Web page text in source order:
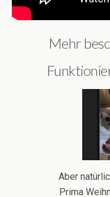
Mehr
Aber
Prima